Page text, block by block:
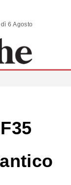
| SCENARI - giovedì 6 Agosto 2026